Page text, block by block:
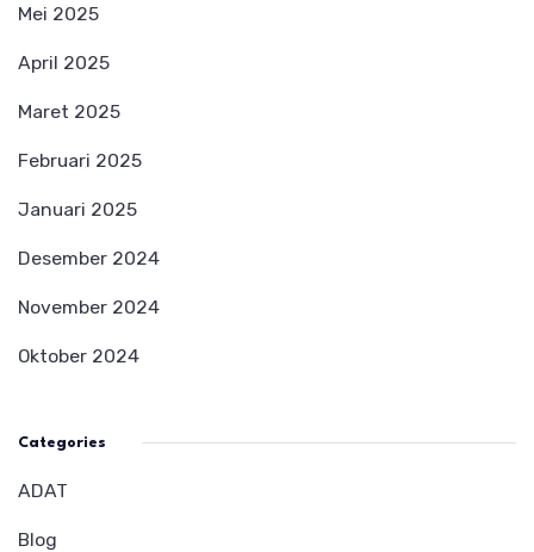
Mei 2025
April 2025
Maret 2025
Februari 2025
Januari 2025
Desember 2024
November 2024
Oktober 2024
Categories
ADAT
Blog